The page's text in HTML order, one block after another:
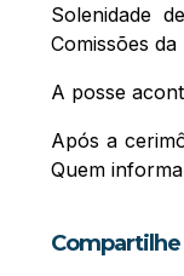
Solenidade
Comissões
A posse
Após a
Quem
Compartilhe